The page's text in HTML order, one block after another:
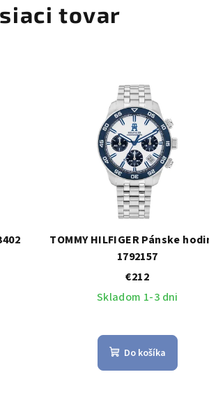
tovar
TOMMY HILFIGER Pánske
1792157
€212
Skladom 1-3 dni
Do košíka